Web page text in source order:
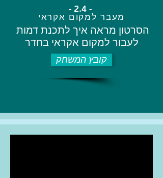
- 2.4 -
מעבר למקום אקראי
הסרטון מראה איך לתכנת דמות
לעבור למקום אקראי בחדר
קובץ המשחק